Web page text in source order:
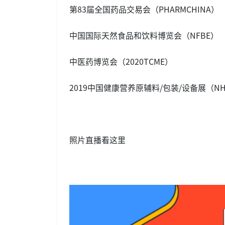
第83届全国药品交易会（PHARMCHINA）
中国国际天然食品和饮料博览会（NFBE）
中医药博览会（2020TCME）
2019中国健康营养原辅料/包装/设备展（
照片直播看这里